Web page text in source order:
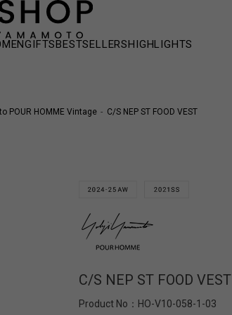
GIFTSBESTSELLERSHIGHLIGHTS
POUR HOMME Vintage C/S NEP ST FOOD VEST
C/S NEP ST FOOD VEST
Product No： HO-V10-058-1-03